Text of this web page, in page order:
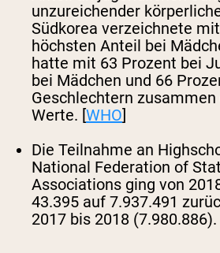
unzureichender
Südkorea verzeichnete
höchsten Anteil bei
hatte mit 63 Prozent bei
bei Mädchen und 66
Geschlechtern
Werte. [WHO]
Die Teilnahme an
National Federation of
Associations ging von
43.395 auf 7.937.491
2017 bis 2018 (7.980.886).